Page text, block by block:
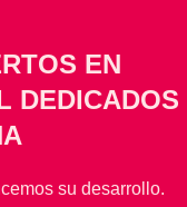
EN
DEDICADOS
su desarrollo.